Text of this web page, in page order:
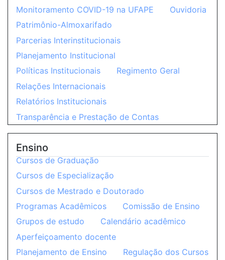
Monitoramento COVID-19 na UFAPE
Ouvidoria
Patrimônio-Almoxarifado
Parcerias Interinstitucionais
Planejamento Institucional
Políticas Institucionais
Regimento Geral
Relações Internacionais
Relatórios Institucionais
Transparência e Prestação de Contas
Ensino
Cursos de Graduação
Cursos de Especialização
Cursos de Mestrado e Doutorado
Programas Acadêmicos
Comissão de Ensino
Grupos de estudo
Calendário acadêmico
Aperfeiçoamento docente
Planejamento de Ensino
Regulação dos Cursos